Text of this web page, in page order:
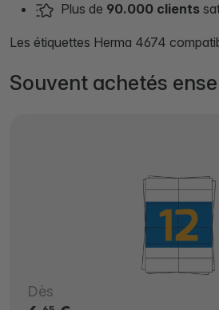
Plus de 90.000 clients
Les étiquettes Herma 4674
Souvent achetés
Dès